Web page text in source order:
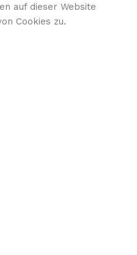
auf dieser Website
Cookies zu.